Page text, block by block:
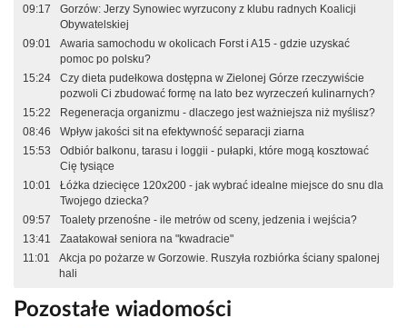
09:17
Gorzów: Jerzy Synowiec wyrzucony z klubu radnych Koalicji
Obywatelskiej
09:01
Awaria samochodu w okolicach Forst i A15 - gdzie uzyskać
pomoc po polsku?
15:24
Czy dieta pudełkowa dostępna w Zielonej Górze rzeczywiście
pozwoli Ci zbudować formę na lato bez wyrzeczeń kulinarnych?
15:22
Regeneracja organizmu - dlaczego jest ważniejsza niż myślisz?
08:46
Wpływ jakości sit na efektywność separacji ziarna
15:53
Odbiór balkonu, tarasu i loggii - pułapki, które mogą kosztować
Cię tysiące
10:01
Łóżka dziecięce 120x200 - jak wybrać idealne miejsce do snu dla
Twojego dziecka?
09:57
Toalety przenośne - ile metrów od sceny, jedzenia i wejścia?
13:41
Zaatakował seniora na "kwadracie"
11:01
Akcja po pożarze w Gorzowie. Ruszyła rozbiórka ściany spalonej
hali
Pozostałe wiadomości